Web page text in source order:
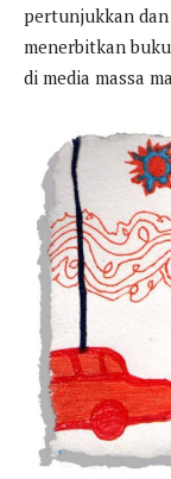
pertunjukkan
menerbitkan
di media massa